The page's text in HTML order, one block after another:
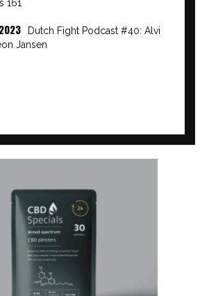
161
Dutch Fight Podcast #40: Alvi
Jansen